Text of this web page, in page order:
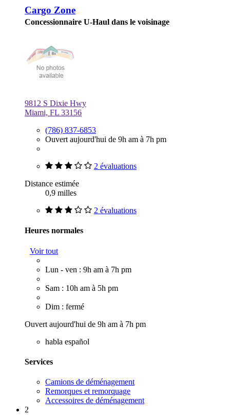
Cargo Zone
Concessionnaire U-Haul dans le voisinage
9812 S Dixie Hwy
Miami, FL 33156
(786) 837-6853
Ouvert aujourd'hui de 9h am à 7h pm
2 évaluations
Distance estimée
0,9 milles
2 évaluations
Heures normales
Voir tout
Lun - ven : 9h am à 7h pm
Sam : 10h am à 5h pm
Dim : fermé
Ouvert aujourd'hui de 9h am à 7h pm
habla español
Services
Camions de déménagement
Remorques et remorquage
Accessoires de déménagement
2